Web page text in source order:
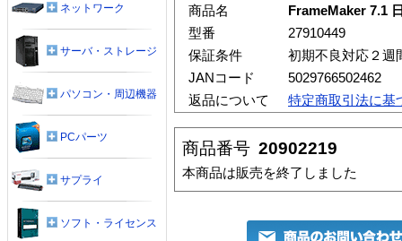
商品名
FrameMaker 7.1
型番
27910449
保証条件
初期不良対応２週
JANコード
5029766502462
返品について
特定商取引法に基
商品番号 20902219
本商品は販売を終了しました
ネットワーク
サーバ・ストレージ
パソコン・周辺機器
PCパーツ
サプライ
ソフト・ライセンス